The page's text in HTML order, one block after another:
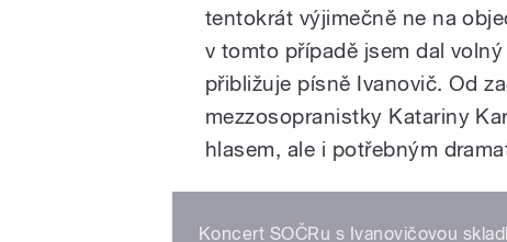
tentokrát výjimečně ne na
v tomto případě jsem dal
přibližuje písně Ivanovič. Od
mezzosopranistky Katariny
hlasem, ale i potřebným
Koncert SOČRu s Ivanovičovou